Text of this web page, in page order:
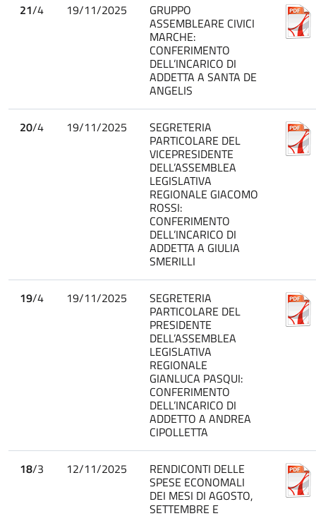
21/4 19/11/2025 GRUPPO
ASSEMBLEARE CIVICI
MARCHE:
CONFERIMENTO
DELL’INCARICO DI
ADDETTA A SANTA DE
ANGELIS
20/4 19/11/2025 SEGRETERIA
PARTICOLARE DEL
VICEPRESIDENTE
DELL’ASSEMBLEA
LEGISLATIVA
REGIONALE GIACOMO
ROSSI:
CONFERIMENTO
DELL’INCARICO DI
ADDETTA A GIULIA
SMERILLI
19/4 19/11/2025 SEGRETERIA
PARTICOLARE DEL
PRESIDENTE
DELL’ASSEMBLEA
LEGISLATIVA
REGIONALE
GIANLUCA PASQUI:
CONFERIMENTO
DELL’INCARICO DI
ADDETTO A ANDREA
CIPOLLETTA
18/3 12/11/2025 RENDICONTI DELLE
SPESE ECONOMALI
DEI MESI DI AGOSTO,
SETTEMBRE E